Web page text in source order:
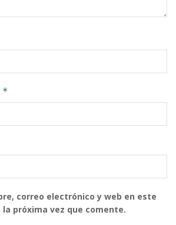
*
correo electrónico y web en este
próxima vez que comente.